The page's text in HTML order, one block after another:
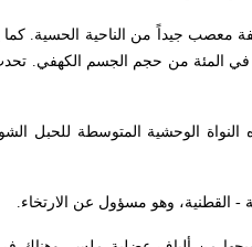
معصب جيداً من الناحية الحسية.
محاطة بألياف عضلية ملس تشكل ما نسبته 50 في المئة من
النواة الوحشية المتوسطة للحبل
- القطنية، وهو مسؤول عن الارتخاء.